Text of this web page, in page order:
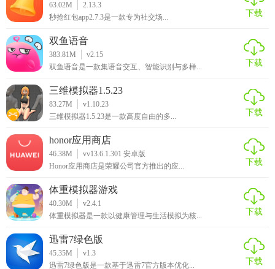
63.02M
2.13.3
秒抢红包app2.7.3是一款专为社交场...
下载
双鱼语音
383.81M
v2.15
双鱼语音是一款集语音交互、智能识别与多样...
下载
三维模拟器1.5.23
83.27M
v1.10.23
三维模拟器1.5.23是一款高度自由的多...
下载
honor应用商店
46.38M
vv13.6.1.301 安卓版
Honor应用商店是荣耀公司官方推出的应...
下载
体重模拟器游戏
40.30M
v2.4.1
体重模拟器是一款以健康管理与生活模拟为核...
下载
迅雷7绿色版
45.35M
v1.3
迅雷7绿色版是一款基于迅雷7官方版本优化...
下载